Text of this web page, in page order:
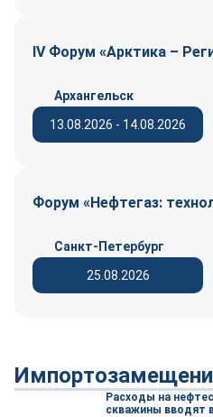
IV Форум «Арктика –
13.08.2026 - 14.08.2026
Архангельск
Форум «Нефтегаз:
25.08.2026
Санкт-Петербург
Расходы на
скважины вводят